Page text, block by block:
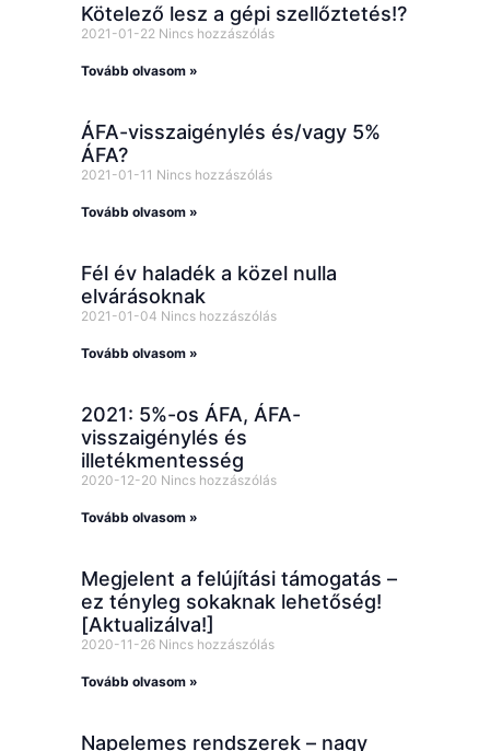
Kötelező lesz a gépi szellőztetés!?
2021-01-22 Nincs hozzászólás
Tovább olvasom »
ÁFA-visszaigénylés és/vagy 5%
ÁFA?
2021-01-11 Nincs hozzászólás
Tovább olvasom »
Fél év haladék a közel nulla
elvárásoknak
2021-01-04 Nincs hozzászólás
Tovább olvasom »
2021: 5%-os ÁFA, ÁFA-
visszaigénylés és
illetékmentesség
2020-12-20 Nincs hozzászólás
Tovább olvasom »
Megjelent a felújítási támogatás –
ez tényleg sokaknak lehetőség!
[Aktualizálva!]
2020-11-26 Nincs hozzászólás
Tovább olvasom »
Napelemes rendszerek – nagy